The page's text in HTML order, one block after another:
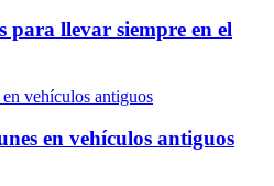
para llevar siempre en el
en vehículos antiguos